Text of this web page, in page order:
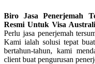
Biro Jasa Penerjemah
Resmi Untuk Visa
Perlu jasa penerjemah
Kami ialah solusi tepat
bertahun-tahun, kami
client buat pengurusan